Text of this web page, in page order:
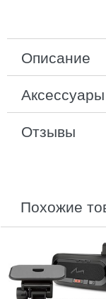
Описание
Аксессуары
Отзывы
похожие